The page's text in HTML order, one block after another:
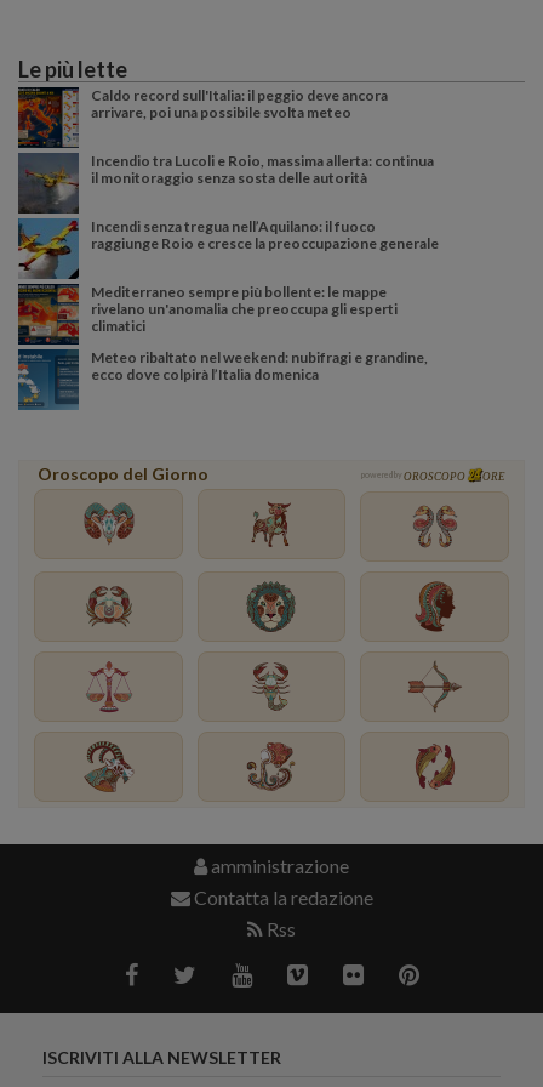
Le più lette
Caldo record sull'Italia: il peggio deve ancora
arrivare, poi una possibile svolta meteo
Incendio tra Lucoli e Roio, massima allerta: continua
il monitoraggio senza sosta delle autorità
Incendi senza tregua nell’Aquilano: il fuoco
raggiunge Roio e cresce la preoccupazione generale
Mediterraneo sempre più bollente: le mappe
rivelano un'anomalia che preoccupa gli esperti
climatici
Meteo ribaltato nel weekend: nubifragi e grandine,
ecco dove colpirà l’Italia domenica
Oroscopo del Giorno powered by OROSCOPO ORE
amministrazione
Contatta la redazione
Rss
ISCRIVITI ALLA NEWSLETTER